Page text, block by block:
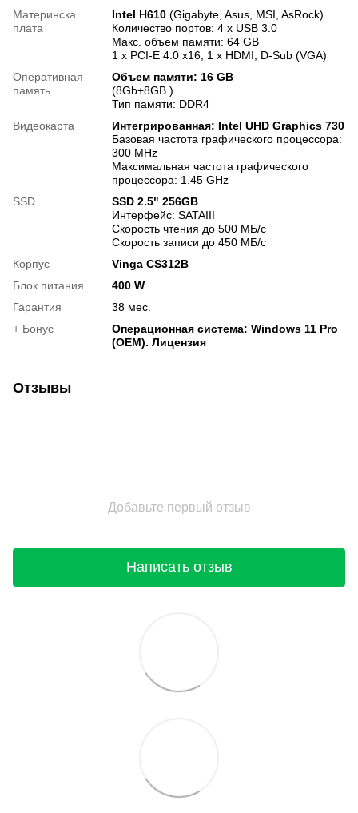
Материнска
плата
Intel H610 (Gigabyte, Asus, MSI, AsRock)
Количество портов: 4 х USB 3.0
Макс. объем памяти: 64 GB
1 x PCI-E 4.0 x16, 1 х HDMI, D-Sub (VGA)
Оперативная
память
Объем памяти: 16 GB
(8Gb+8GB )
Тип памяти: DDR4
Видеокарта
Интегрированная: Intel UHD Graphics 730
Базовая частота графического процессора:
300 MHz
Максимальная частота графического
процессора: 1.45 GHz
SSD
SSD 2.5" 256GB
Интерфейс: SATAIII
Скорость чтения до 500 МБ/с
Скорость записи до 450 МБ/с
Корпус
Vinga CS312B
Блок питания
400 W
Гарантия
38 мес.
+ Бонус
Операционная система: Windows 11 Pro
(OEM). Лицензия
Отзывы
Добавьте первый отзыв
Написать отзыв